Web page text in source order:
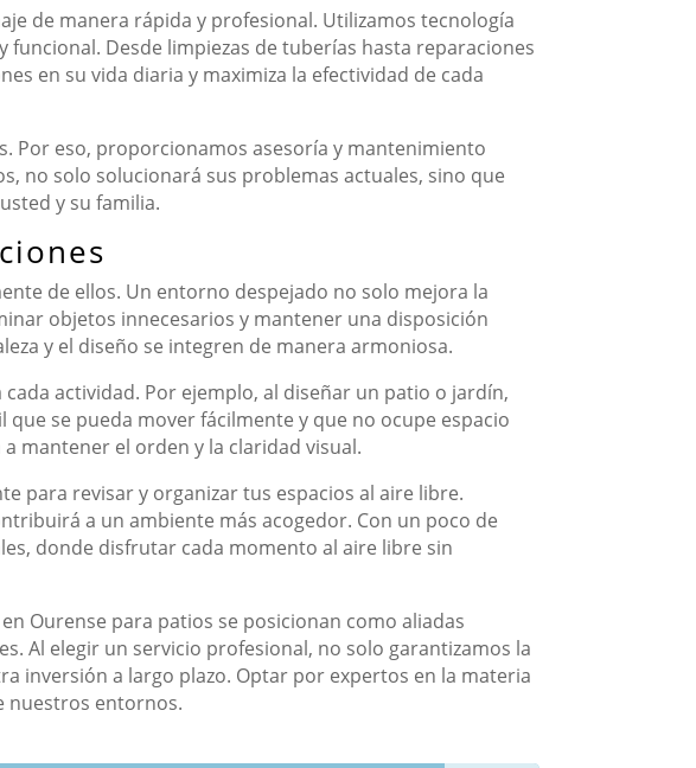
de manera rápida y profesional. Utilizamos tecnología
Desde limpiezas de tuberías hasta reparaciones
en su vida diaria y maximiza la efectividad de cada
Por eso, proporcionamos asesoría y mantenimiento
no solo solucionará sus problemas actuales, sino que
y su familia.
de ellos. Un entorno despejado no solo mejora la
objetos innecesarios y mantener una disposición
y el diseño se integren de manera armoniosa.
actividad. Por ejemplo, al diseñar un patio o jardín,
se pueda mover fácilmente y que no ocupe espacio
mantener el orden y la claridad visual.
para revisar y organizar tus espacios al aire libre.
a un ambiente más acogedor. Con un poco de
donde disfrutar cada momento al aire libre sin
Ourense para patios se posicionan como aliadas
Al elegir un servicio profesional, no solo garantizamos la
inversión a largo plazo. Optar por expertos en la materia
nuestros entornos.